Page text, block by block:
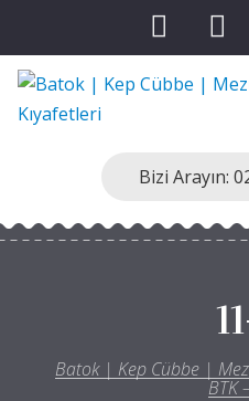
Batok | Kep Cübbe |
Bizi Arayın:
Batok | Kep Cübbe |
BTK